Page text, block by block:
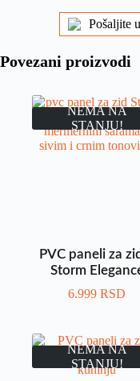
Pošaljite
Povezani proizvodi
NEMA NA
STANJU!
PVC paneli za
Storm
6.999RSD
NEMA NA
STANJU!